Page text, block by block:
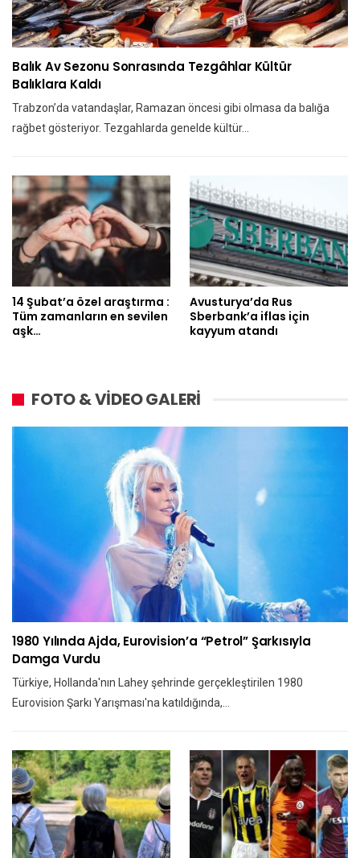
Balık Av Sezonu Sonrasında Tezgâhlar Kültür
Balıklara Kaldı
Trabzon’da vatandaşlar, Ramazan öncesi gibi olmasa da balığa
rağbet gösteriyor. Tezgahlarda genelde kültür…
14 Şubat’a özel araştırma :
Tüm zamanların en sevilen
aşk…
Avusturya’da Rus
Sberbank’a iflas için
kayyum atandı
FOTO & VİDEO GALERİ
1980 Yılında Ajda, Eurovision’a “Petrol” Şarkısıyla
Damga Vurdu
Türkiye, Hollanda'nın Lahey şehrinde gerçekleştirilen 1980
Eurovision Şarkı Yarışması'na katıldığında,…